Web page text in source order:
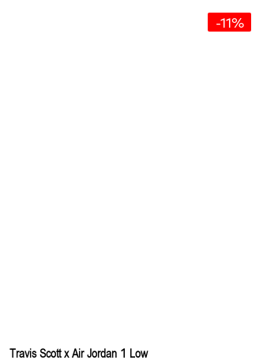
-11%
Travis Scott x Air Jordan 1 Low